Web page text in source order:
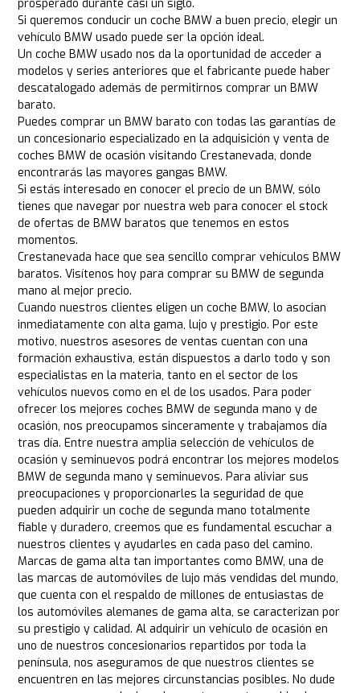
prosperado durante casi un siglo.
Si queremos conducir un coche BMW a buen precio, elegir un
vehículo BMW usado puede ser la opción ideal.
Un coche BMW usado nos da la oportunidad de acceder a
modelos y series anteriores que el fabricante puede haber
descatalogado además de permitirnos comprar un BMW
barato.
Puedes comprar un BMW barato con todas las garantías de
un concesionario especializado en la adquisición y venta de
coches BMW de ocasión visitando Crestanevada, donde
encontrarás las mayores gangas BMW.
Si estás interesado en conocer el precio de un BMW, sólo
tienes que navegar por nuestra web para conocer el stock
de ofertas de BMW baratos que tenemos en estos
momentos.
Crestanevada hace que sea sencillo comprar vehículos BMW
baratos. Visítenos hoy para comprar su BMW de segunda
mano al mejor precio.
Cuando nuestros clientes eligen un coche BMW, lo asocian
inmediatamente con alta gama, lujo y prestigio. Por este
motivo, nuestros asesores de ventas cuentan con una
formación exhaustiva, están dispuestos a darlo todo y son
especialistas en la materia, tanto en el sector de los
vehículos nuevos como en el de los usados. Para poder
ofrecer los mejores coches BMW de segunda mano y de
ocasión, nos preocupamos sinceramente y trabajamos día
tras día. Entre nuestra amplia selección de vehículos de
ocasión y seminuevos podrá encontrar los mejores modelos
BMW de segunda mano y seminuevos. Para aliviar sus
preocupaciones y proporcionarles la seguridad de que
pueden adquirir un coche de segunda mano totalmente
fiable y duradero, creemos que es fundamental escuchar a
nuestros clientes y ayudarles en cada paso del camino.
Marcas de gama alta tan importantes como BMW, una de
las marcas de automóviles de lujo más vendidas del mundo,
que cuenta con el respaldo de millones de entusiastas de
los automóviles alemanes de gama alta, se caracterizan por
su prestigio y calidad. Al adquirir un vehículo de ocasión en
uno de nuestros concesionarios repartidos por toda la
península, nos aseguramos de que nuestros clientes se
encuentren en las mejores circunstancias posibles. No dude